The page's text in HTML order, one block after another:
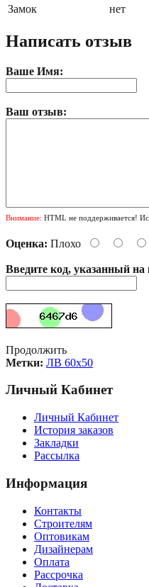
Замок
нет
Написать отзыв
Ваше Имя:
Ваш отзыв:
Внимание: HTML не поддерживается!
Оценка: Плохо
Введите код, указанный на
Продолжить
Метки: ЛВ 60х50
Личный Кабинет
Личный Кабинет
История заказов
Закладки
Рассылка
Информация
Контакты
Строителям
Оптовикам
Дизайнерам
Оплата
Рассрочка